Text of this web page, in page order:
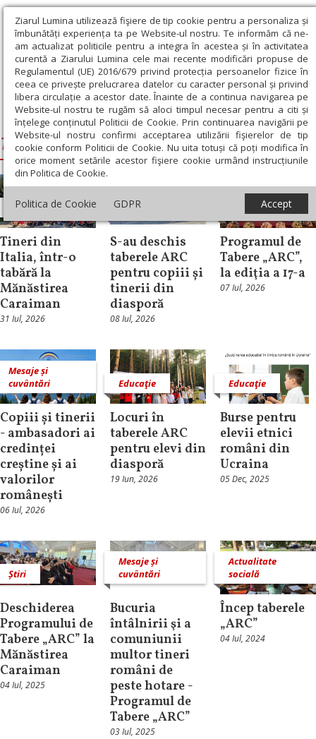
Ziarul Lumina utilizează fişiere de tip cookie pentru a personaliza și
îmbunătăți experiența ta pe Website-ul nostru. Te informăm că ne-
am actualizat politicile pentru a integra în acestea și în activitatea
curentă a Ziarului Lumina cele mai recente modificări propuse de
Regulamentul (UE) 2016/679 privind protecția persoanelor fizice în
ceea ce privește prelucrarea datelor cu caracter personal și privind
libera circulație a acestor date. Înainte de a continua navigarea pe
Website-ul nostru te rugăm să aloci timpul necesar pentru a citi și
înțelege conținutul Politicii de Cookie. Prin continuarea navigării pe
Website-ul nostru confirmi acceptarea utilizării fişierelor de tip
cookie conform Politicii de Cookie. Nu uita totuși că poți modifica în
orice moment setările acestor fişiere cookie urmând instrucțiunile
din Politica de Cookie.
Politica de Cookie GDPR Accept
Ziarul Lumina › Tabere ARC
Tabere ARC
Știri
Tineri din
Italia, într-o
tabără la
Mănăstirea
Caraiman
31 Iul, 2026
socială
S-au deschis
taberele ARC
pentru copiii și
tinerii din
diasporă
08 Iul, 2026
Programul de
Tabere „ARC”,
la ediţia a 17-a
07 Iul, 2026
Mesaje și
cuvântări
Copiii și tinerii
- ambasadori ai
credinței
creștine și ai
valorilor
românești
06 Iul, 2026
Educaţie
Locuri în
taberele ARC
pentru elevi din
diasporă
19 Iun, 2026
Educaţie
Burse pentru
elevii etnici
români din
Ucraina
05 Dec, 2025
Știri
Deschiderea
Programului de
Tabere „ARC” la
Mănăstirea
Caraiman
04 Iul, 2025
Mesaje și
cuvântări
Bucuria
întâlnirii şi a
comuniunii
multor tineri
români de
peste hotare -
Programul de
Tabere „ARC”
03 Iul, 2025
Actualitate
socială
Încep taberele
„ARC”
04 Iul, 2024